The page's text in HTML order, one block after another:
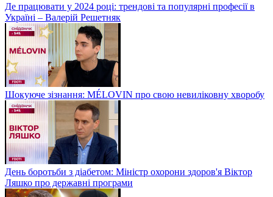
Де працювати у 2024 році: трендові та популярні професії в
Україні – Валерій Решетняк
Шокуюче зізнання: MÉLOVIN про свою невиліковну хворобу
День боротьби з діабетом: Міністр охорони здоров'я Віктор
Ляшко про державні програми